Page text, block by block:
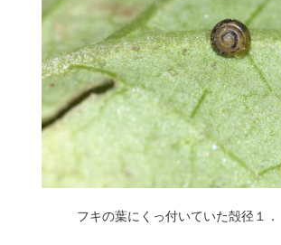
フキの葉にくっ付いていた殻径１